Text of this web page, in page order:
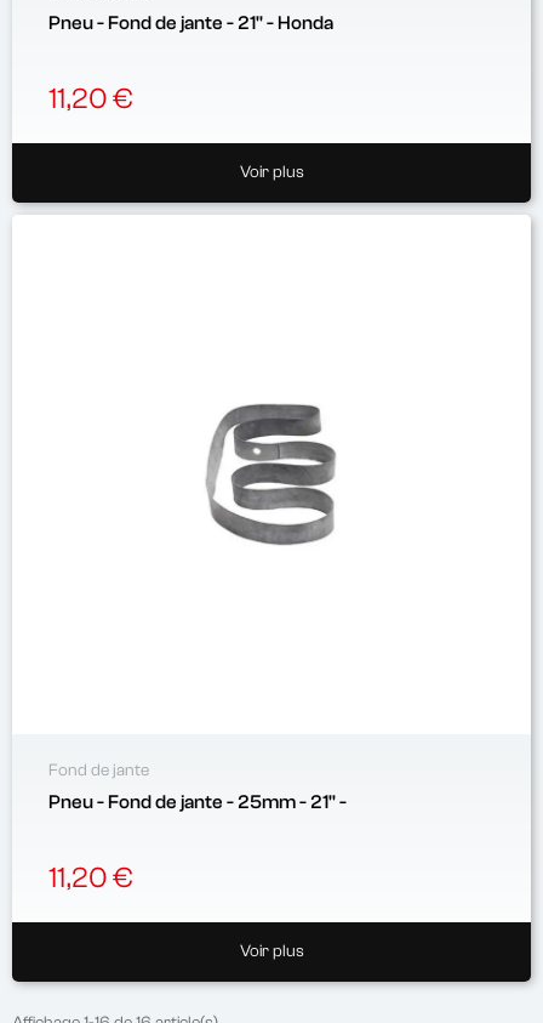
Pneu - Fond de jante - 21'' - Honda
11,20 €
Voir plus
Fond de jante
Pneu - Fond de jante - 25mm - 21'' -
11,20 €
Voir plus